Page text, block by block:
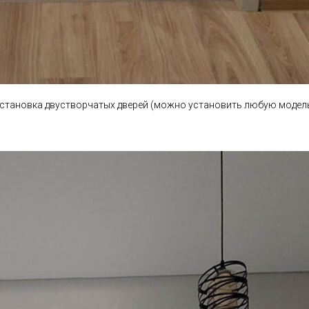
двустворчатых дверей (можно установить любую